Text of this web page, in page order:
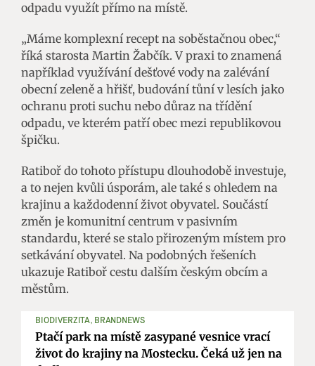
odpadu využít přímo na místě.
„Máme komplexní recept na soběstačnou obec,“
říká starosta Martin Žabčík. V praxi to znamená
například využívání dešťové vody na zalévání
obecní zeleně a hřišť, budování tůní v lesích jako
ochranu proti suchu nebo důraz na třídění
odpadu, ve kterém patří obec mezi republikovou
špičku.
Ratiboř do tohoto přístupu dlouhodobě investuje,
a to nejen kvůli úsporám, ale také s ohledem na
krajinu a každodenní život obyvatel. Součástí
změn je komunitní centrum v pasivním
standardu, které se stalo přirozeným místem pro
setkávání obyvatel. Na podobných řešeních
ukazuje Ratiboř cestu dalším českým obcím a
městům.
BIODIVERZITA, BRANDNEWS
Ptačí park na místě zasypané vesnice vrací
život do krajiny na Mostecku. Čeká už jen na